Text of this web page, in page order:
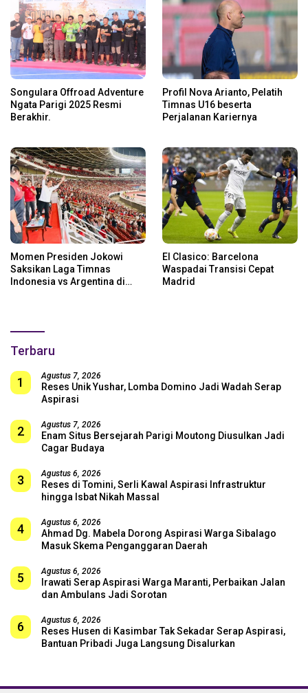
Songulara Offroad Adventure
Ngata Parigi 2025 Resmi
Berakhir.
Profil Nova Arianto, Pelatih
Timnas U16 beserta
Perjalanan Kariernya
Momen Presiden Jokowi
Saksikan Laga Timnas
Indonesia vs Argentina di
El Clasico: Barcelona
Waspadai Transisi Cepat
Madrid
Terbaru
1 Agustus 7, 2026
Reses Unik Yushar, Lomba Domino Jadi Wadah Serap
Aspirasi
2 Agustus 7, 2026
Enam Situs Bersejarah Parigi Moutong Diusulkan Jadi
Cagar Budaya
3 Agustus 6, 2026
Reses di Tomini, Serli Kawal Aspirasi Infrastruktur
hingga Isbat Nikah Massal
4 Agustus 6, 2026
Ahmad Dg. Mabela Dorong Aspirasi Warga Sibalago
Masuk Skema Penganggaran Daerah
5 Agustus 6, 2026
Irawati Serap Aspirasi Warga Maranti, Perbaikan Jalan
dan Ambulans Jadi Sorotan
6 Agustus 6, 2026
Reses Husen di Kasimbar Tak Sekadar Serap Aspirasi,
Bantuan Pribadi Juga Langsung Disalurkan